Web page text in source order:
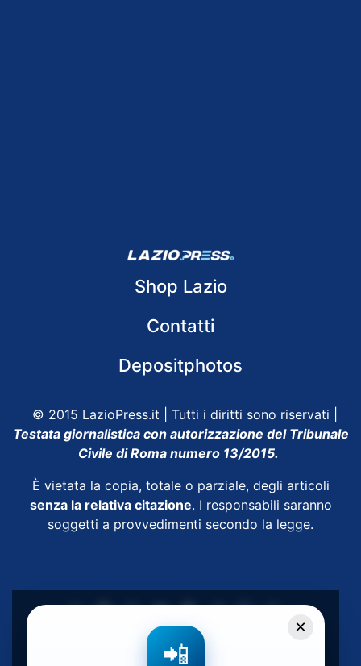
Shop Lazio
Contatti
Depositphotos
© 2015 LazioPress.it | Tutti i diritti sono riservati |
Testata giornalistica con autorizzazione del Tribunale
Civile di Roma numero 13/2015.
È vietata la copia, totale o parziale, degli articoli
senza la relativa citazione. I responsabili saranno
soggetti a provvedimenti secondo la legge.
×
📲
Powered by SpheraHouse